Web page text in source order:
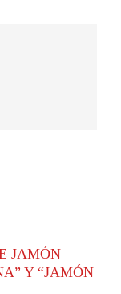
JAMÓN
Y “JAMÓN